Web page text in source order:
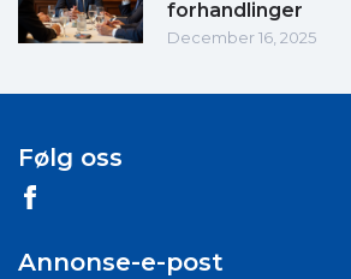
forhandlinger
December 16, 2025
Følg oss
Annonse-e-post